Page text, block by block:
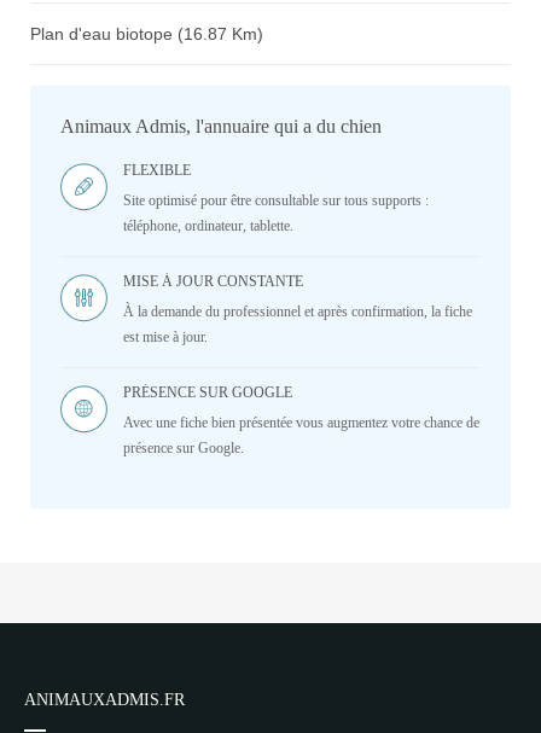
Plan d'eau biotope (16.87 Km)
Animaux Admis, l'annuaire qui a du chien
FLEXIBLE
Site optimisé pour être consultable sur tous supports :
téléphone, ordinateur, tablette.
MISE À JOUR CONSTANTE
À la demande du professionnel et après confirmation, la fiche
est mise à jour.
PRÉSENCE SUR GOOGLE
Avec une fiche bien présentée vous augmentez votre chance de
présence sur Google.
ANIMAUXADMIS.FR